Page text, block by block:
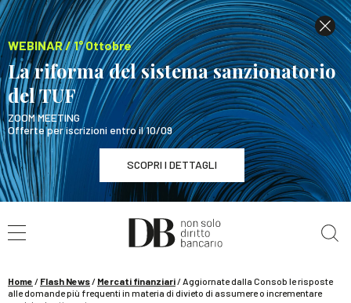
WEBINAR / 1° Ottobre
La riforma del sistema sanzionatorio
del TUF
ZOOM MEETING
Offerte per iscrizioni entro il 10/09
SCOPRI I DETTAGLI
WEBINAR / 1° Ottobre
La riforma del sistema sanzionatorio del TUF
Home / Flash News/ Mercati finanziari/Aggiornate dalla Consob le risposte
alle domande più frequenti in materia di divieto di assumere o incrementare